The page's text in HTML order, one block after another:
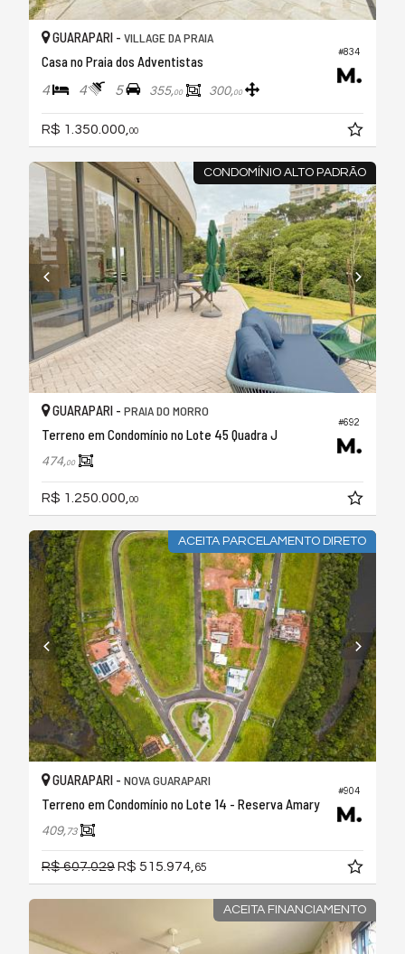
#834
GUARAPARI - VILLAGE DA PRAIA
Casa no Praia dos Adventistas
4 4 5 355,00 300,00
R$ 1.350.000, 00
CONDOMÍNIO ALTO PADRÃO
#692
GUARAPARI - PRAIA DO MORRO
Terreno em Condomínio no Lote 45 Quadra J
474,00
R$ 1.250.000,00
ACEITA PARCELAMENTO DIRETO
#904
GUARAPARI - NOVA GUARAPARI
Terreno em Condomínio no Lote 14 - Reserva Amary
409,73
R$ 607.029R$ 515.974, 65
ACEITA FINANCIAMENTO